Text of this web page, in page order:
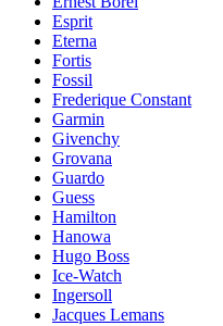
Esprit
Eterna
Fortis
Fossil
Frederique Constant
Garmin
Givenchy
Grovana
Guardo
Guess
Hamilton
Hanowa
Hugo Boss
Ice-Watch
Ingersoll
Jacques Lemans